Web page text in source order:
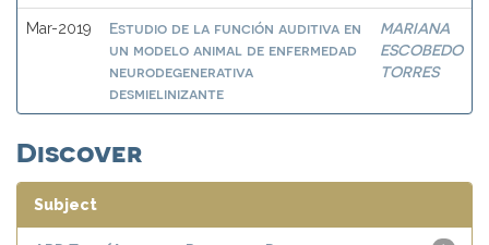
Mar-2019
Estudio de la función auditiva en
un modelo animal de enfermedad
neurodegenerativa
desmielinizante
MARIANA
ESCOBEDO
TORRES
Discover
Subject